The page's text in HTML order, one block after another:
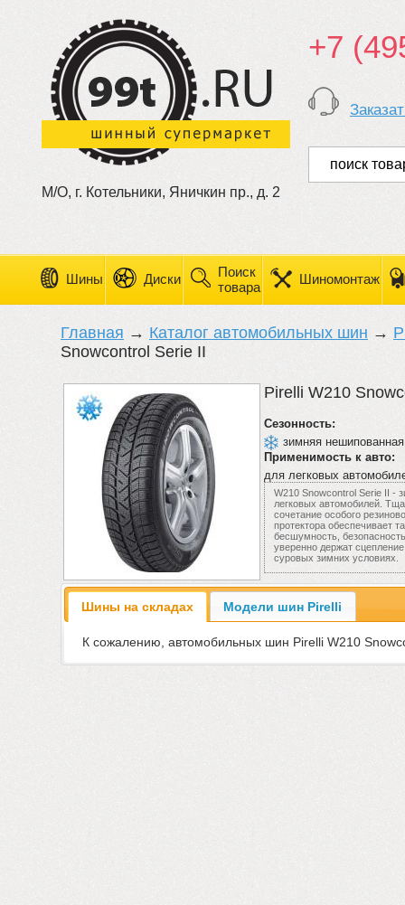
М/О, г. Котельники, Яничкин пр., д. 2
+7
Шины Диски
Поиск
товара
Шиномонтаж
Главная → Каталог автомобильных шин →
Snowcontrol Serie II
Pirelli W210
Сезонность:
зимняя нешипованная
Применимость к авто:
для легковых
W210 Snowcontrol Serie II -
легковых автомобилей.
сочетание особого
протектора обеспечивает
бесшумность,
уверенно держат
суровых зимних условиях.
Шины на складах Модели шин Pirelli
К сожалению, автомобильных шин Pirelli W210